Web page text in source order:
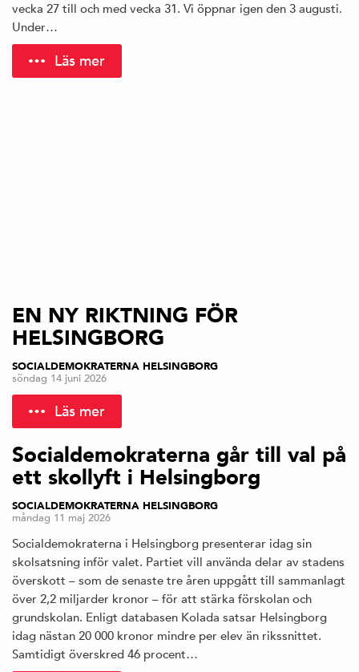
vecka 27 till och med vecka 31. Vi öppnar igen den 3 augusti.
Under…
Läs mer
EN NY RIKTNING FÖR
HELSINGBORG
SOCIALDEMOKRATERNA HELSINGBORG
söndag 14 juni 2026
Läs mer
Socialdemokraterna går till val på
ett skollyft i Helsingborg
SOCIALDEMOKRATERNA HELSINGBORG
måndag 11 maj 2026
Socialdemokraterna i Helsingborg presenterar idag sin
skolsatsning inför valet. Partiet vill använda delar av stadens
överskott – som de senaste tre åren uppgått till sammanlagt
över 2,2 miljarder kronor – för att stärka förskolan och
grundskolan. Enligt databasen Kolada satsar Helsingborg
idag nästan 20 000 kronor mindre per elev än rikssnittet.
Samtidigt överskred 46 procent…